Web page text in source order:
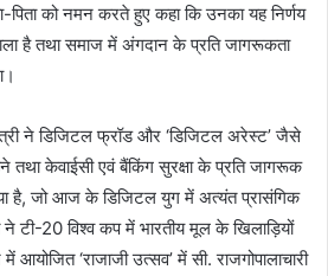
पिता को नमन करते हुए कहा कि उनका यह निर्णय
है तथा समाज में अंगदान के प्रति जागरूकता
ने डिजिटल फ्रॉड और ‘डिजिटल अरेस्ट’ जैसे
तथा केवाईसी एवं बैंकिंग सुरक्षा के प्रति जागरूक
है, जो आज के डिजिटल युग में अत्यंत प्रासंगिक
टी-20 विश्व कप में भारतीय मूल के खिलाड़ियों
आयोजित ‘राजाजी उत्सव’ में सी. राजगोपालाचारी